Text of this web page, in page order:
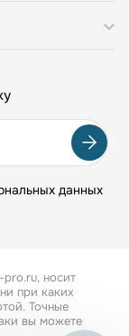
данных
pro.ru, носит
при каких
Точные
вы можете